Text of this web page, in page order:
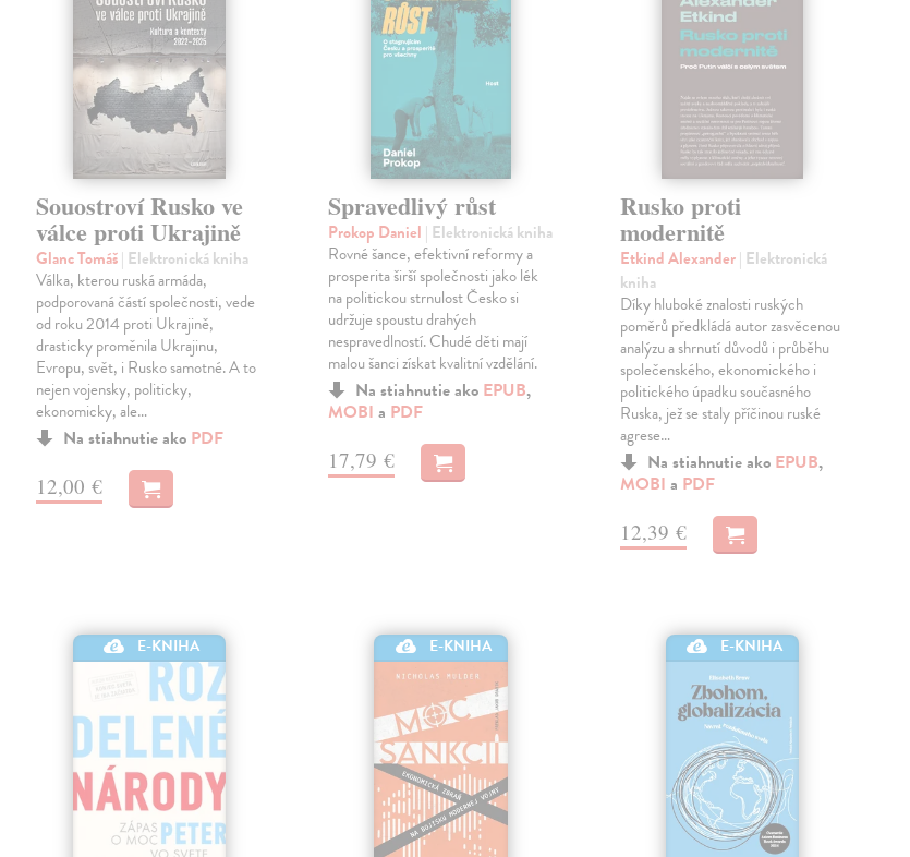
Souostroví Rusko ve
válce proti Ukrajině
Glanc Tomáš| Elektronická kniha
Válka, kterou ruská armáda,
podporovaná částí společnosti, vede
od roku 2014 proti Ukrajině,
drasticky proměnila Ukrajinu,
Evropu, svět, i Rusko samotné. A to
nejen vojensky, politicky,
ekonomicky, ale…
Na stiahnutie ako PDF
12,00 €
Spravedlivý růst
Prokop Daniel | Elektronická kniha
Rovné šance, efektivní reformy a
prosperita širší společnosti jako lék
na politickou strnulost Česko si
udržuje spoustu drahých
nespravedlností. Chudé děti mají
malou šanci získat kvalitní vzdělání.
Na stiahnutie ako EPUB,
MOBI a PDF
17,79 €
Rusko proti
modernitě
Etkind Alexander| Elektronická
kniha
Díky hluboké znalosti ruských
poměrů předkládá autor zasvěcenou
analýzu a shrnutí důvodů i průběhu
společenského, ekonomického i
politického úpadku současného
Ruska, jež se staly příčinou ruské
agrese…
Na stiahnutie ako EPUB,
MOBI a PDF
12,39 €
E-KNIHA E-KNIHA E-KNIHA